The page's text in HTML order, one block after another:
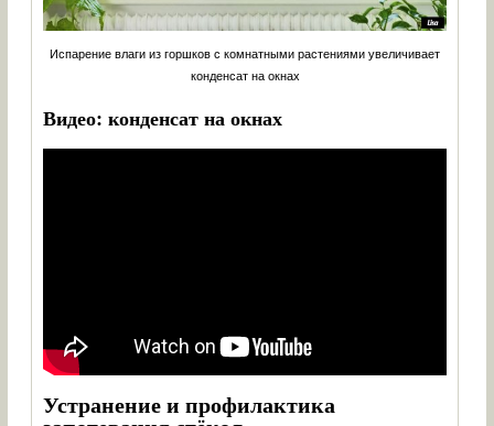
Испарение влаги из горшков с комнатными растениями увеличивает
конденсат на окнах
Видео: конденсат на окнах
Устранение и профилактика